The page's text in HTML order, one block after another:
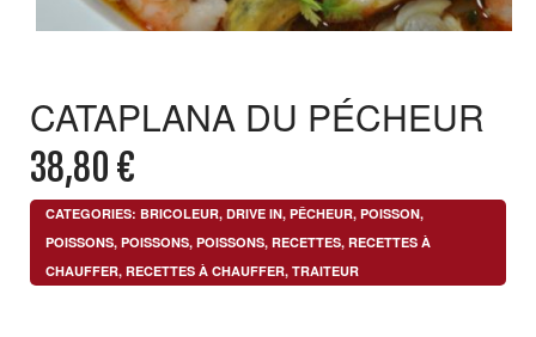
CATAPLANA DU PÉCHEUR
38,80 €
CATEGORIES: BRICOLEUR, DRIVE IN, PÊCHEUR, POISSON,
POISSONS, POISSONS, POISSONS, RECETTES, RECETTES À
CHAUFFER, RECETTES À CHAUFFER, TRAITEUR